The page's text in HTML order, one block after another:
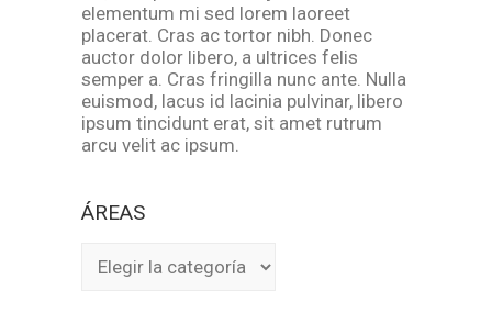
elementum mi sed lorem laoreet
placerat. Cras ac tortor nibh. Donec
auctor dolor libero, a ultrices felis
semper a. Cras fringilla nunc ante. Nulla
euismod, lacus id lacinia pulvinar, libero
ipsum tincidunt erat, sit amet rutrum
arcu velit ac ipsum.
ÁREAS